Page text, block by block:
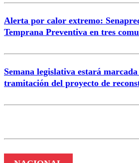
Alerta por calor extremo:
Temprana Preventiva en tres
Semana legislativa estará
tramitación del proyecto de